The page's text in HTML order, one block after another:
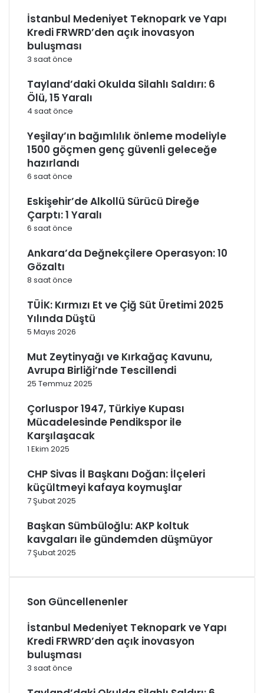
İstanbul Medeniyet Teknopark ve Yapı
Kredi FRWRD’den açık inovasyon
buluşması
3 saat önce
Tayland’daki Okulda Silahlı Saldırı: 6
Ölü, 15 Yaralı
4 saat önce
Yeşilay’ın bağımlılık önleme modeliyle
1500 göçmen genç güvenli geleceğe
hazırlandı
6 saat önce
Eskişehir’de Alkollü Sürücü Direğe
Çarptı: 1 Yaralı
6 saat önce
Ankara’da Değnekçilere Operasyon: 10
Gözaltı
8 saat önce
TÜİK: Kırmızı Et ve Çiğ Süt Üretimi 2025
Yılında Düştü
5 Mayıs 2026
Mut Zeytinyağı ve Kırkağaç Kavunu,
Avrupa Birliği’nde Tescillendi
25 Temmuz 2025
Çorluspor 1947, Türkiye Kupası
Mücadelesinde Pendikspor ile
Karşılaşacak
1 Ekim 2025
CHP Sivas İl Başkanı Doğan: İlçeleri
küçültmeyi kafaya koymuşlar
7 Şubat 2025
Başkan Sümbüloğlu: AKP koltuk
kavgaları ile gündemden düşmüyor
7 Şubat 2025
Son Güncellenenler
İstanbul Medeniyet Teknopark ve Yapı
Kredi FRWRD’den açık inovasyon
buluşması
3 saat önce